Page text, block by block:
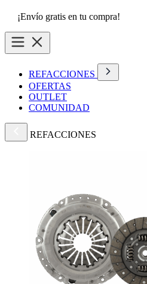
¡Envío gratis en tu compra!
REFACCIONES
OFERTAS
OUTLET
COMUNIDAD
REFACCIONES